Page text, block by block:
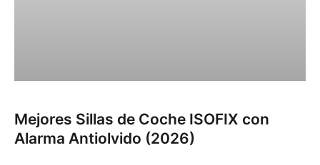
Mejores Sillas de Coche ISOFIX con
Alarma Antiolvido (2026)